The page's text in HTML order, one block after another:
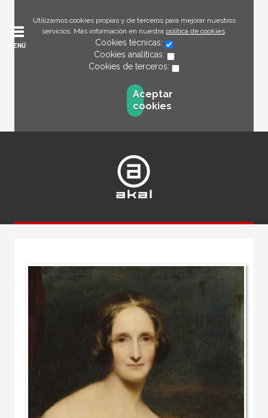
Utilizamos cookies propias y de terceros para mejorar nuestros
servicios. Más información en nuestra política de cookies.
Cookies técnicas:
Cookies analíticas:
Cookies de terceros:
Aceptar
cookies
MENÚ